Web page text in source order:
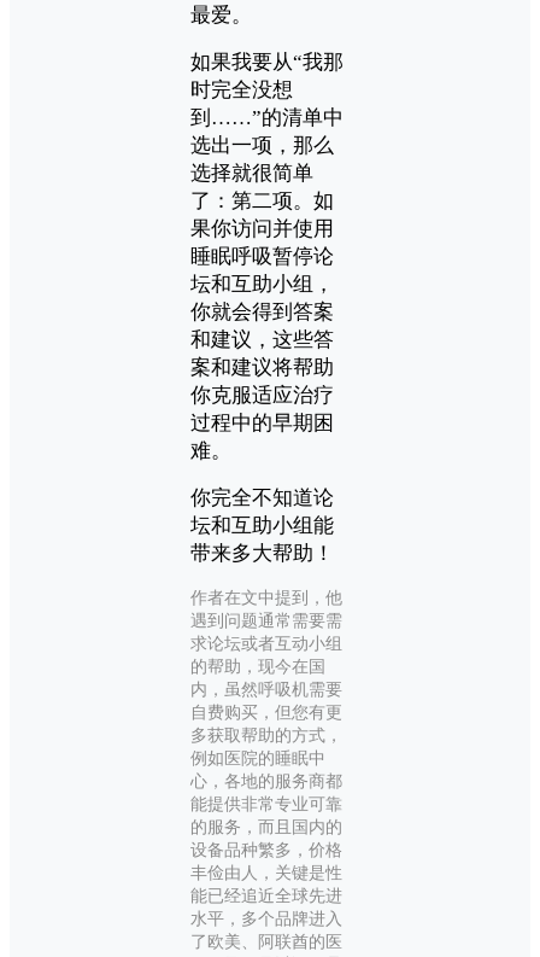
最爱。
如果我要从“我那
时完全没想
到……”的清单中
选出一项，那么
选择就很简单
了：第二项。如
果你访问并使用
睡眠呼吸暂停论
坛和互助小组，
你就会得到答案
和建议，这些答
案和建议将帮助
你克服适应治疗
过程中的早期困
难。
你完全不知道论
坛和互助小组能
带来多大帮助！
作者在文中提到，他
遇到问题通常需要需
求论坛或者互动小组
的帮助，现今在国
内，虽然呼吸机需要
自费购买，但您有更
多获取帮助的方式，
例如医院的睡眠中
心，各地的服务商都
能提供非常专业可靠
的服务，而且国内的
设备品种繁多，价格
丰俭由人，关键是性
能已经追近全球先进
水平，多个品牌进入
了欧美、阿联酋的医